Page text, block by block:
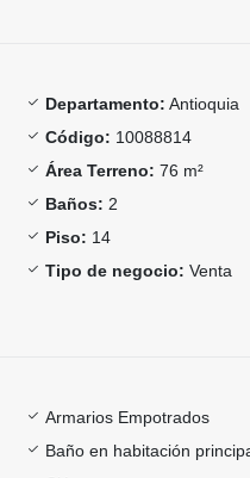
Departamento: Antioquia
Código: 10088814
Área Terreno: 76 m²
Baños: 2
Piso: 14
Tipo de negocio: Venta
Armarios Empotrados
Baño en habitación